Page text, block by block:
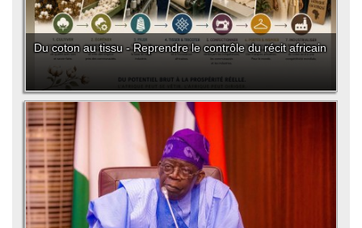
Du coton au tissu - Reprendre le contrôle du récit africain